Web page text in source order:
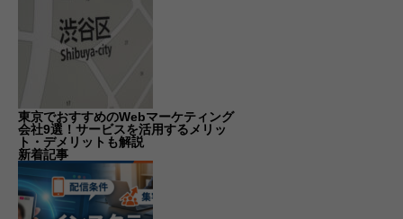
東京でおすすめのWebマーケティング
会社9選！サービスを活用するメリッ
ト・デメリットも解説
新着記事